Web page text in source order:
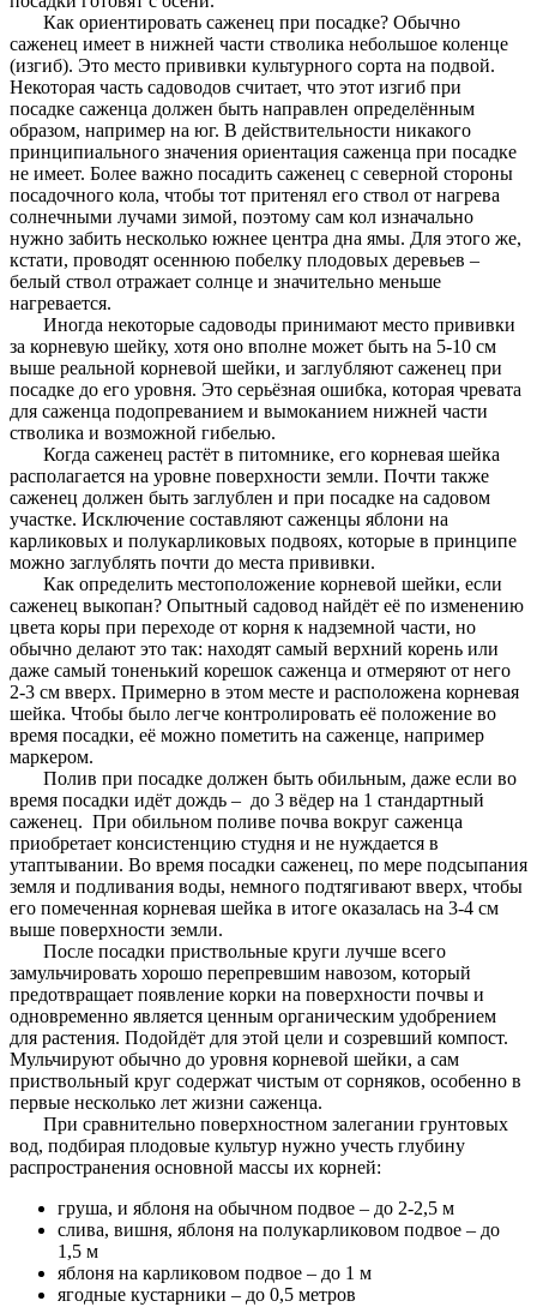
Как ориентировать саженец при посадке? Обычно
саженец имеет в нижней части стволика небольшое коленце
(изгиб). Это место прививки культурного сорта на подвой.
Некоторая часть садоводов считает, что этот изгиб при
посадке саженца должен быть направлен определённым
образом, например на юг. В действительности никакого
принципиального значения ориентация саженца при посадке
не имеет. Более важно посадить саженец с северной стороны
посадочного кола, чтобы тот притенял его ствол от нагрева
солнечными лучами зимой, поэтому сам кол изначально
нужно забить несколько южнее центра дна ямы. Для этого же,
кстати, проводят осеннюю побелку плодовых деревьев –
белый ствол отражает солнце и значительно меньше
нагревается.
Иногда некоторые садоводы принимают место прививки
за корневую шейку, хотя оно вполне может быть на 5-10 см
выше реальной корневой шейки, и заглубляют саженец при
посадке до его уровня. Это серьёзная ошибка, которая чревата
для саженца подопреванием и вымоканием нижней части
стволика и возможной гибелью.
Когда саженец растёт в питомнике, его корневая шейка
располагается на уровне поверхности земли. Почти также
саженец должен быть заглублен и при посадке на садовом
участке. Исключение составляют саженцы яблони на
карликовых и полукарликовых подвоях, которые в принципе
можно заглублять почти до места прививки.
Как определить местоположение корневой шейки, если
саженец выкопан? Опытный садовод найдёт её по изменению
цвета коры при переходе от корня к надземной части, но
обычно делают это так: находят самый верхний корень или
даже самый тоненький корешок саженца и отмеряют от него
2-3 см вверх. Примерно в этом месте и расположена корневая
шейка. Чтобы было легче контролировать её положение во
время посадки, её можно пометить на саженце, например
маркером.
Полив при посадке должен быть обильным, даже если во
время посадки идёт дождь – до 3 вёдер на 1 стандартный
саженец. При обильном поливе почва вокруг саженца
приобретает консистенцию студня и не нуждается в
утаптывании. Во время посадки саженец, по мере подсыпания
земля и подливания воды, немного подтягивают вверх, чтобы
его помеченная корневая шейка в итоге оказалась на 3-4 см
выше поверхности земли.
После посадки приствольные круги лучше всего
замульчировать хорошо перепревшим навозом, который
предотвращает появление корки на поверхности почвы и
одновременно является ценным органическим удобрением
для растения. Подойдёт для этой цели и созревший компост.
Мульчируют обычно до уровня корневой шейки, а сам
приствольный круг содержат чистым от сорняков, особенно в
первые несколько лет жизни саженца.
При сравнительно поверхностном залегании грунтовых
вод, подбирая плодовые культур нужно учесть глубину
распространения основной массы их корней:
груша, и яблоня на обычном подвое – до 2-2,5 м
слива, вишня, яблоня на полукарликовом подвое – до
1,5 м
яблоня на карликовом подвое – до 1 м
ягодные кустарники – до 0,5 метров